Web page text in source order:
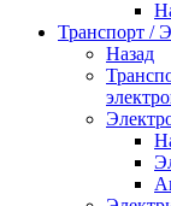
Транспорт /
Назад